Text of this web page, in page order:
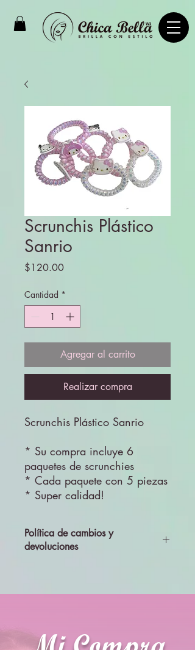
Scrunchis Plástico
Sanrio
$120.00Precio
Cantidad *
Agregar al carrito
Realizar compra
Scrunchis Plástico Sanrio
* Su compra incluye 6
paquetes de scrunchies
* Cada paquete con 5 piezas
* Super calidad!
Política de cambios y
devoluciones
aceptará cambios ni devolciones